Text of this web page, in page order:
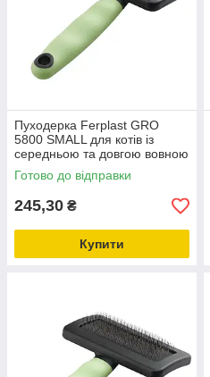
Пуходерка Ferplast GRO
5800 SMALL для котів із
середньою та довгою вовною
Готово до відправки
245,30 ₴
Купити